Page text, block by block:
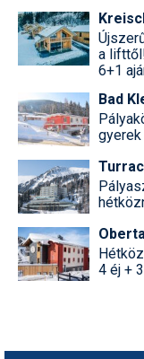
a
6+1
Bad
4 éj +